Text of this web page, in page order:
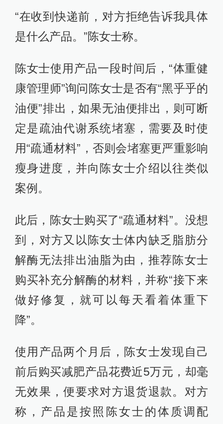
“在收到快递前，对方拒绝告诉我具体
是什么产品。”陈女士称。
陈女士使用产品一段时间后，“体重健
康管理师”询问陈女士是否有“黑乎乎的
油便”排出，如果无油便排出，则可断
定是疏油代谢系统堵塞，需要及时使
用“疏通材料”，否则会堵塞更严重影响
瘦身进度，并向陈女士介绍以往类似
案例。
此后，陈女士购买了“疏通材料”。没想
到，对方又以陈女士体内缺乏脂肪分
解酶无法排出油脂为由，推荐陈女士
购买补充分解酶的材料，并称“接下来
做好修复，就可以每天看着体重下
降”。
使用产品两个月后，陈女士发现自己
前后购买减肥产品花费近5万元，却毫
无效果，便要求对方退货退款。对方
称，产品是按照陈女士的体质调配